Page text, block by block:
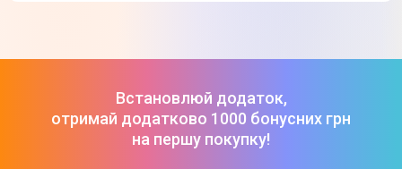
Встановлюй додаток,
отримай додатково 1000 бонусних грн
на першу покупку!